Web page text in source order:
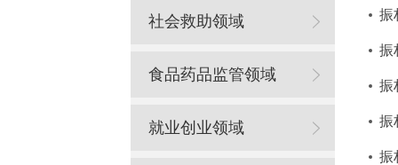
社会救助领域
食品药品监管领域
就业创业领域
振
振
振
振
振